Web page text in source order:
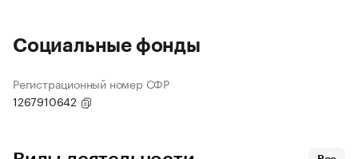
Социальные фонды
Регистрационный номер СФР
1267910642